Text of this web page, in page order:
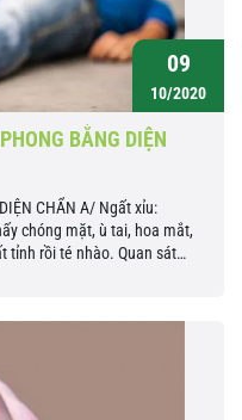
09
10/2020
BẰNG DIỆN
CHẨN A/ Ngất xỉu:
tỉnh rồi té nhào. Quan sát